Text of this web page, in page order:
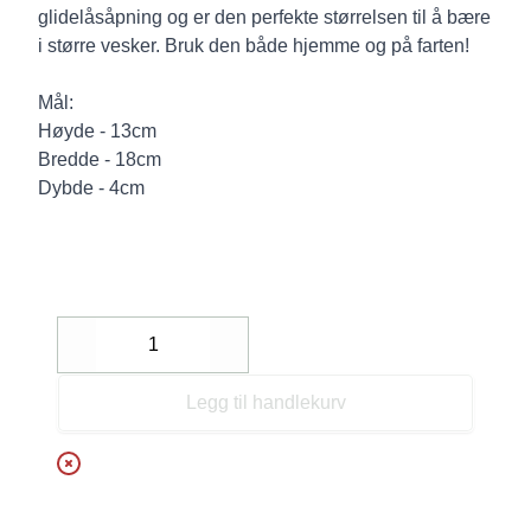
glidelåsåpning og er den perfekte størrelsen til å bære
i større vesker. Bruk den både hjemme og på farten!
Mål:
Høyde - 13cm
Bredde - 18cm
Dybde - 4cm
Decrease
Legg til handlekurv